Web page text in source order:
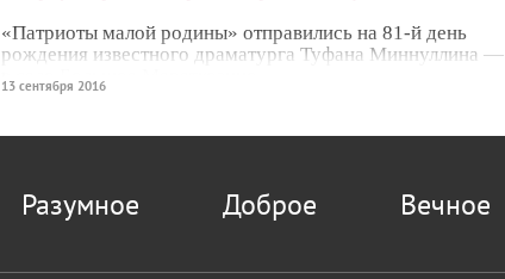
«Патриоты малой родины» отправились на 81-й день
рождения известного драматурга Туфана Миннуллина —
в село Большое Мереткозино.
13 сентября 2016
Разумное Доброе Вечное